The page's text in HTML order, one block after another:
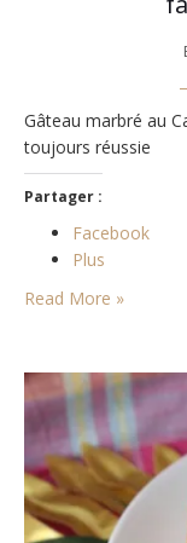
Gâteau marbré au
toujours réussie
Partager :
Facebook
Plus
Read More »